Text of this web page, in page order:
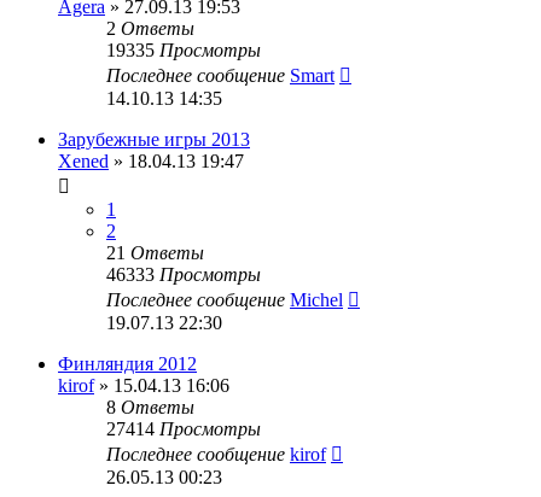
Agera » 27.09.13 19:53
2 Ответы
19335 Просмотры
Последнее сообщение Smart
14.10.13 14:35
Зарубежные игры 2013
Xened » 18.04.13 19:47
1
2
21 Ответы
46333 Просмотры
Последнее сообщение Michel
19.07.13 22:30
Финляндия 2012
kirof» 15.04.13 16:06
8 Ответы
27414 Просмотры
Последнее сообщение kirof
26.05.13 00:23